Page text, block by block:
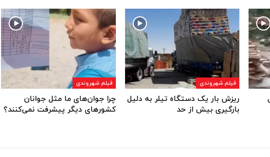
فیلم شهروندی
ریزش بار یک دستگاه تیلر به دلیل
بارگیری بیش از حد
فیلم شهروندی
چرا جوان‌های ما مثل جوانان
کشورهای دیگر پیشرفت نمی‌کنند؟